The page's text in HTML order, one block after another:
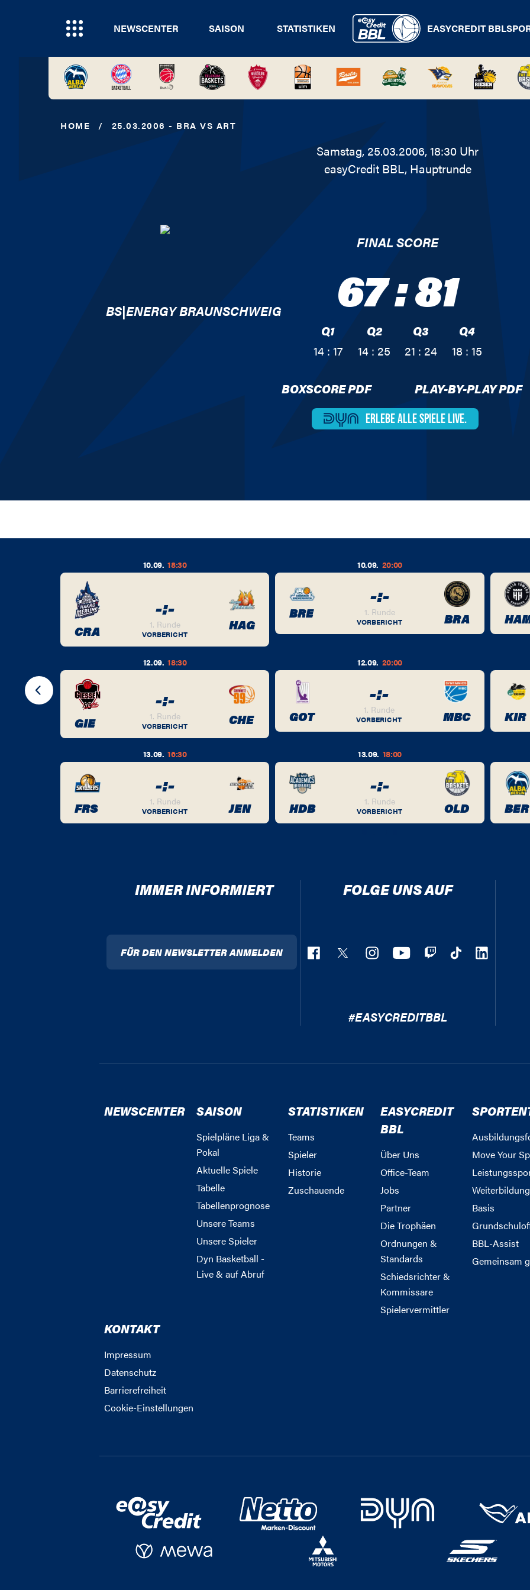
NEWSCENTER SAISON STATISTIKEN EASYCREDIT BBL
HOME / 25.03.2006 - BRA VS ART
Samstag, 25.03.2006, 18:30 Uhr
easyCredit BBL, Hauptrunde
BS|ENERGY BRAUNSCHWEIG
FINAL SCORE
67:81
Q1
14 : 17
Q2
14 : 25
Q3
21 : 24
Q4
18 : 15
BOXSCORE PDF PLAY-BY-PLAY PDF
ERLEBE ALLESPIELE LIVE.
BER
10.09. 18:30
CRA
-:-
1. Runde
VORBERICHT
HAG
10.09. 20:00
BRE
-:-
1. Runde
VORBERICHT BRA
12.09. 18:30
GIE
-:-
1. Runde
VORBERICHT CHE
12.09. 20:00
GOT
-:-
1. Runde
VORBERICHT MBC KIR
13.09. 16:30
FRS
-:-
1. Runde
VORBERICHT JEN
13.09. 18:00
HDB
-:-
1. Runde
VORBERICHT OLD BER
IMMER INFORMIERT
FÜR DEN NEWSLETTER ANMELDEN
FOLGE UNS AUF
#EASYCREDITBBL
NEWSCENTER SAISON
Spielpläne Liga &
Pokal
Aktuelle Spiele
Tabelle
Tabellenprognose
Unsere Teams
Unsere Spieler
Dyn Basketball -
Live & auf Abruf
STATISTIKEN
Teams
Spieler
Historie
Zuschauende
EASYCREDIT
BBL
Über Uns
Office-Team
Jobs
Partner
Die Trophäen
Ordnungen &
Standards
Schiedsrichter &
Kommissare
Spielervermittler
Move Your
Weiterbildung
Basis
BBL-Assist
Gemeinsam
KONTAKT
Impressum
Datenschutz
Barrierefreiheit
Cookie-Einstellungen